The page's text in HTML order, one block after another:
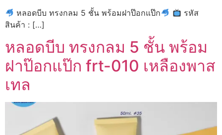
หลอดบีบ ทรงกลม 5 ชั้น พร้อมฝาป๊อกแป๊ก
รหัส
สินค้า : […]
หลอดบีบ ทรงกลม 5 ชั้น พร้อม
ฝาป๊อกแป๊ก frt-010 เหลืองพาส
เทล